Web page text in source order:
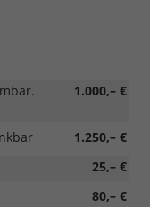
1.000,– €
1.250,– €
25,– €
80,– €